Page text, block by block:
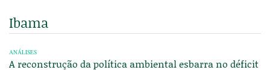
Ibama
ANÁLISES
A reconstrução da política ambiental esbarra no déficit